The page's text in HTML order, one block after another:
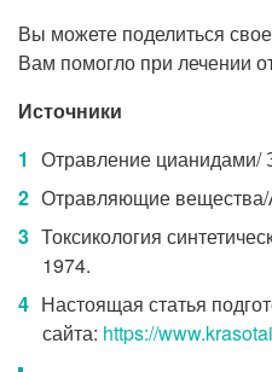
Вы можете поделиться
Вам помогло при лечении
Источники
Отравление цианидами/
Отравляющие
Токсикология
1974.
Настоящая статья
сайта: https://